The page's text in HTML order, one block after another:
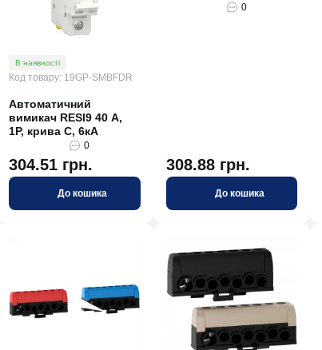
В наявності
Код товару: 19GP-SMBFDR
Автоматичний
вимикач RESI9 40 А,
1P, крива С, 6кА
0
304.51 грн.
До кошика
0
308.88 грн.
До кошика